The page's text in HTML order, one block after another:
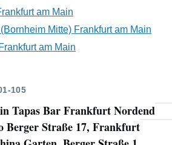
am Main
Mitte) Frankfurt am Main
am Main
105
Tapas Bar Frankfurt Nordend
Berger Straße 17, Frankfurt